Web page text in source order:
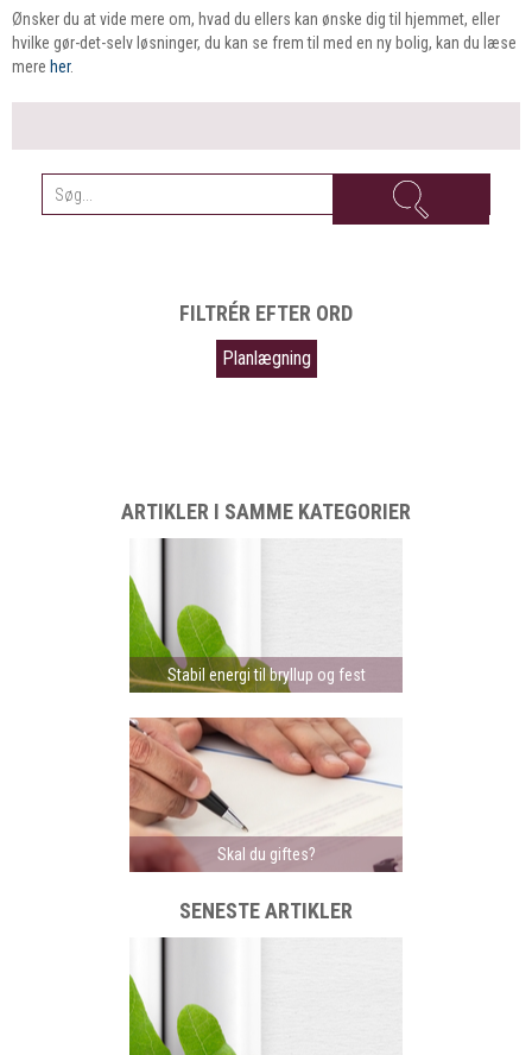
Ønsker du at vide mere om, hvad du ellers kan ønske dig til hjemmet, eller
hvilke gør-det-selv løsninger, du kan se frem til med en ny bolig, kan du læse
mere her.
FILTRÉR EFTER ORD
Planlægning
ARTIKLER I SAMME KATEGORIER
Stabil energi til bryllup og fest
Skal du giftes?
SENESTE ARTIKLER